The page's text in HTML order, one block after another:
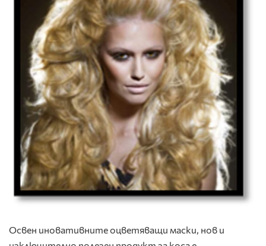
Освен иновативните оцветяващи маски, нов и